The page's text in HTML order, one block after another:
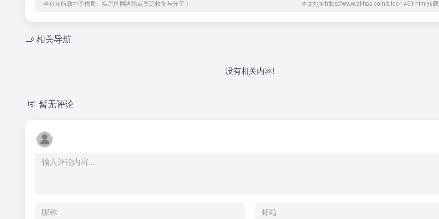
全有导航致力于优质、实用的网络站点资源收集与分享！ 本文地址https://www.allhas.com/sites/1491.html转
相关导航
没有相关内容!
暂无评论